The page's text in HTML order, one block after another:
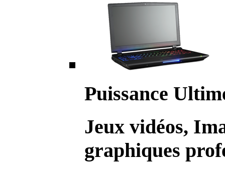
Puissance
Jeux vidéos,
graphiques